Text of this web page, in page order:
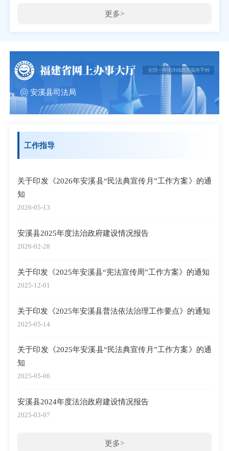
更多>
安溪县司法局
工作指导
关于印发《2026年安溪县“民法典宣传月”工作方案》的通
知
2026-05-13
安溪县2025年度法治政府建设情况报告
2026-02-28
关于印发《2025年安溪县“宪法宣传周”工作方案》的通知
2025-12-01
关于印发《2025年安溪县普法依法治理工作要点》的通知
2025-05-14
关于印发《2025年安溪县“民法典宣传月”工作方案》的通
知
2025-05-06
安溪县2024年度法治政府建设情况报告
2025-03-07
更多>